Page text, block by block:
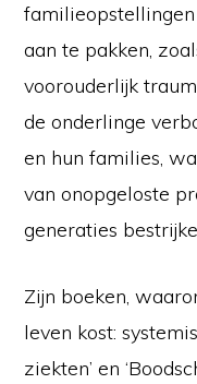
aan te pakken,
voorouderlijk
de onderlinge
en hun families,
van onopgeloste
generaties
Zijn boeken,
leven kost:
ziekten’ en